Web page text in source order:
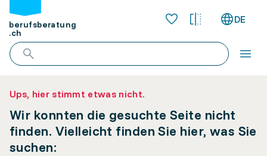
berufsberatung
.ch
DE
Ups, hier stimmt etwas nicht.
Wir konnten die gesuchte Seite nicht
finden. Vielleicht finden Sie hier, was Sie
suchen: